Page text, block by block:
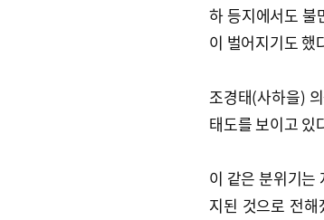
하 등지에서도 불
이 벌어지기도 했
조경태(사하을)
태도를 보이고 있
이 같은 분위기는
지된 것으로 전